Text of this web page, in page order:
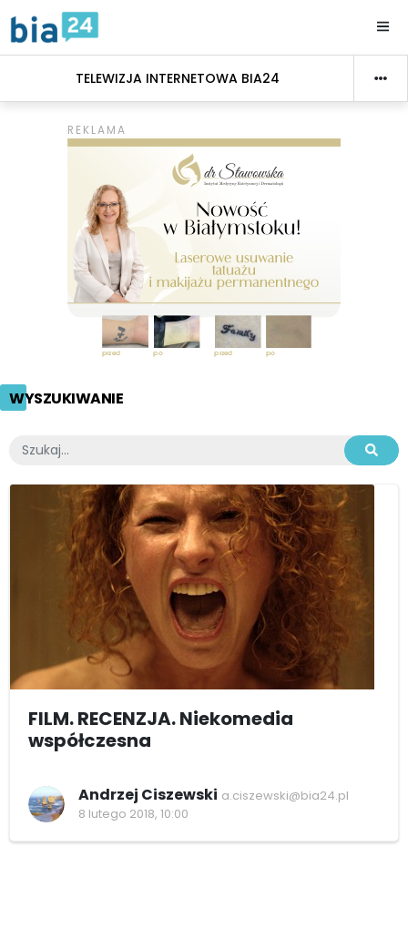
TELEWIZJA INTERNETOWA BIA24
WYSZUKIWANIE
FILM. RECENZJA. Niekomedia
współczesna
Andrzej Ciszewski a.ciszewski@bia24.pl
8 lutego 2018, 10:00